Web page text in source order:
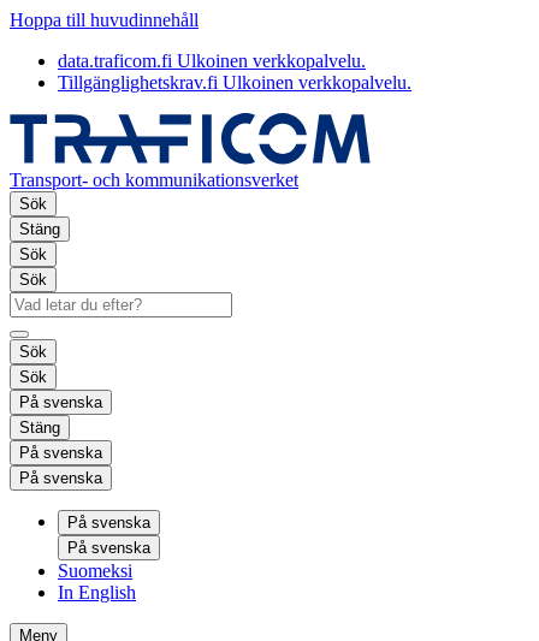
Hoppa till huvudinnehåll
data.traficom.fi Ulkoinen verkkopalvelu.
Tillgänglighetskrav.fi Ulkoinen verkkopalvelu.
Transport- och kommunikationsverket
Sök
Stäng
Sök
Sök
Sök
Sök
På svenska
Stäng
På svenska
På svenska
På svenska
På svenska
Suomeksi
In English
Meny